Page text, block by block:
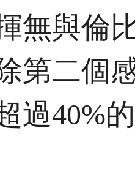
無與倫
第二個
過40%